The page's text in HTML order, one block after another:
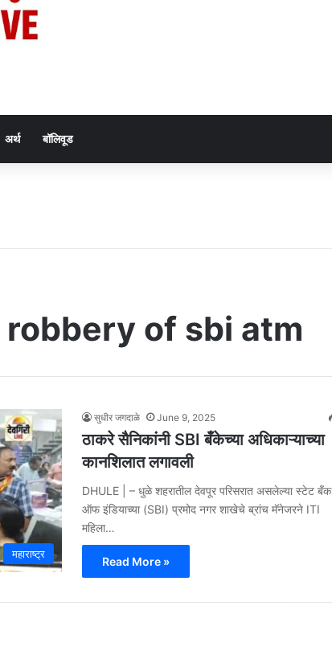
अर्थ बॉलिवूड
of sbi atm
महाराष्ट्र
सुधीर जगदाळे June 9, 2025
ठाकरे सैनिकांनी SBI बँकेच्या अधिकाऱ्याच्या
कानशिलात लगावली
DHULE | – धुळे शहरातील देवपूर परिसरात असलेल्या स्टेट बँक
ऑफ इंडियाच्या (SBI) प्रमोद नगर शाखेचे ब्रांच मॅनेजरने ITI
महिला…
Read More »